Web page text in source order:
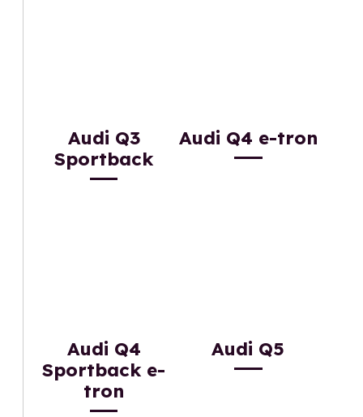
Audi Q3
Sportback
Audi Q4 e-tron
Audi Q4
Sportback e-
tron
Audi Q5